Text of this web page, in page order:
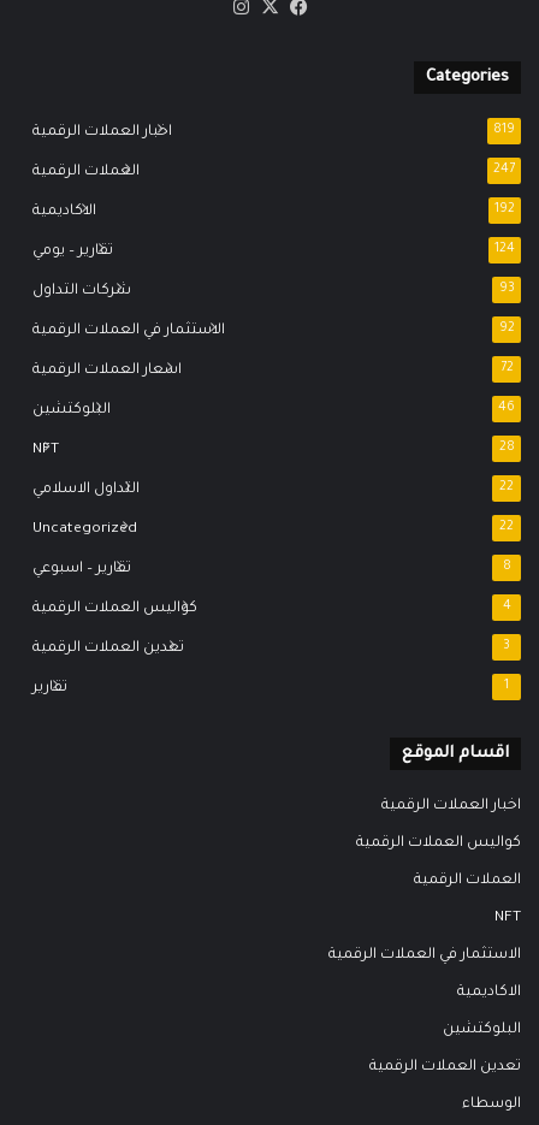
فيسبوك
‫X
Categories
اخبار العملات الرقمية 819
العملات الرقمية 247
الاكاديمية 192
تقارير – يومي 124
شركات التداول 93
الاستثمار في العملات الرقمية 92
اسعار العملات الرقمية 72
البلوكتشين 46
NFT 28
التداول الاسلامي 22
Uncategorized 22
تقارير – اسبوعي 8
كواليس العملات الرقمية 4
تعدين العملات الرقمية 3
تقارير 1
اقسام الموقع
اخبار العملات الرقمية
كواليس العملات الرقمية
العملات الرقمية
NFT
الاستثمار في العملات الرقمية
الاكاديمية
البلوكتشين
تعدين العملات الرقمية
الوسطاء